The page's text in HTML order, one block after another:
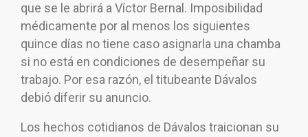
que se le abrirá a Víctor Bernal. Imposibilidad
médicamente por al menos los siguientes
quince días no tiene caso asignarla una chamba
si no está en condiciones de desempeñar su
trabajo. Por esa razón, el titubeante Dávalos
debió diferir su anuncio.
Los hechos cotidianos de Dávalos traicionan su